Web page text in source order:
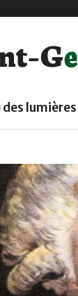
t-Ge
des lumières